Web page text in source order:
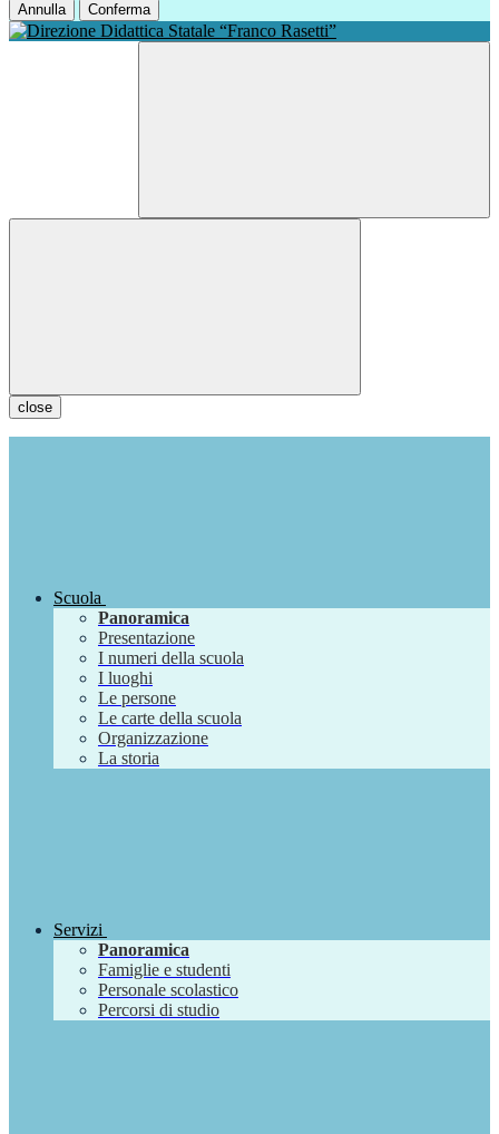
Annulla Conferma
close
Scuola
Panoramica
Presentazione
I numeri della scuola
I luoghi
Le persone
Le carte della scuola
Organizzazione
La storia
Servizi
Panoramica
Famiglie e studenti
Personale scolastico
Percorsi di studio